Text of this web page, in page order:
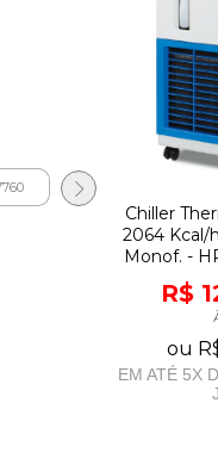
Chiller
2064 Kcal/
Monof. -
R$
ou
EM ATÉ 5X